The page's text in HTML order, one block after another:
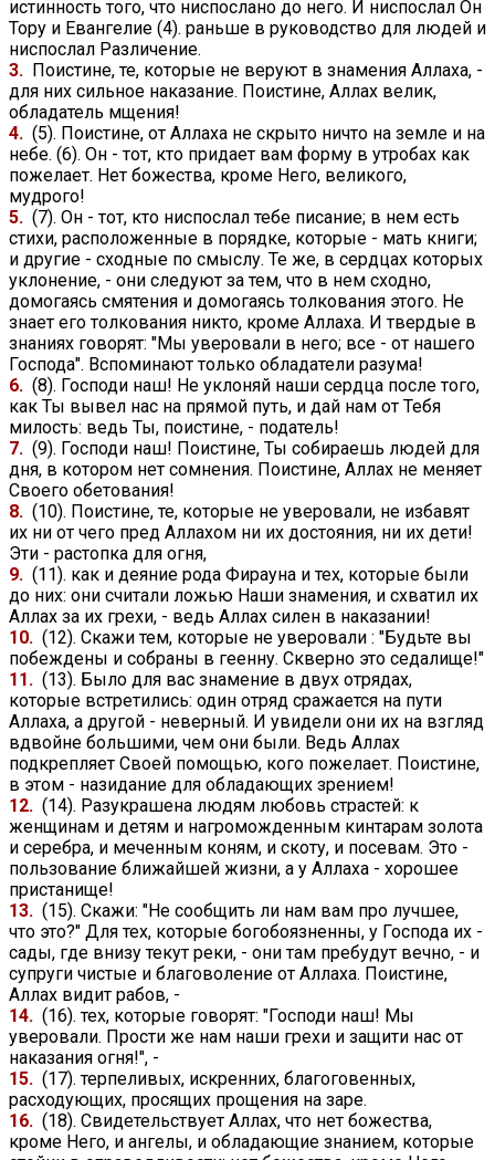
истинность того, что ниспослано до него. И ниспослал Он
Тору и Евангелие (4). раньше в руководство для людей и
ниспослал Различение.
3. Поистине, те, которые не веруют в знамения Аллаха, -
для них сильное наказание. Поистине, Аллах велик,
обладатель мщения!
4. (5). Поистине, от Аллаха не скрыто ничто на земле и на
небе. (6). Он - тот, кто придает вам форму в утробах как
пожелает. Нет божества, кроме Него, великого,
мудрого!
5. (7). Он - тот, кто ниспослал тебе писание; в нем есть
стихи, расположенные в порядке, которые - мать книги;
и другие - сходные по смыслу. Те же, в сердцах которых
уклонение, - они следуют за тем, что в нем сходно,
домогаясь смятения и домогаясь толкования этого. Не
знает его толкования никто, кроме Аллаха. И твердые в
знаниях говорят: "Мы уверовали в него; все - от нашего
Господа". Вспоминают только обладатели разума!
6. (8). Господи наш! Не уклоняй наши сердца после того,
как Ты вывел нас на прямой путь, и дай нам от Тебя
милость: ведь Ты, поистине, - податель!
7. (9). Господи наш! Поистине, Ты собираешь людей для
дня, в котором нет сомнения. Поистине, Аллах не меняет
Своего обетования!
8. (10). Поистине, те, которые не уверовали, не избавят
их ни от чего пред Аллахом ни их достояния, ни их дети!
Эти - растопка для огня,
9. (11). как и деяние рода Фирауна и тех, которые были
до них: они считали ложью Наши знамения, и схватил их
Аллах за их грехи, - ведь Аллах силен в наказании!
10. (12). Скажи тем, которые не уверовали : "Будьте вы
побеждены и собраны в геенну. Скверно это седалище!"
11. (13). Было для вас знамение в двух отрядах,
которые встретились: один отряд сражается на пути
Аллаха, а другой - неверный. И увидели они их на взгляд
вдвойне большими, чем они были. Ведь Аллах
подкрепляет Своей помощью, кого пожелает. Поистине,
в этом - назидание для обладающих зрением!
12. (14). Разукрашена людям любовь страстей: к
женщинам и детям и нагроможденным кинтарам золота
и серебра, и меченным коням, и скоту, и посевам. Это -
пользование ближайшей жизни, а у Аллаха - хорошее
пристанище!
13. (15). Скажи: "Не сообщить ли нам вам про лучшее,
что это?" Для тех, которые богобоязненны, у Господа их -
сады, где внизу текут реки, - они там пребудут вечно, - и
супруги чистые и благоволение от Аллаха. Поистине,
Аллах видит рабов, -
14. (16). тех, которые говорят: "Господи наш! Мы
уверовали. Прости же нам наши грехи и защити нас от
наказания огня!", -
15. (17). терпеливых, искренних, благоговенных,
расходующих, просящих прощения на заре.
16. (18). Свидетельствует Аллах, что нет божества,
кроме Него, и ангелы, и обладающие знанием, которые